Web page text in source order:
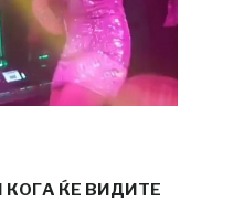
КОГА ЌЕ ВИДИТЕ